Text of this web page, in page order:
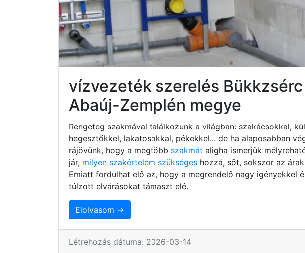
vízvezeték szerelés
Abaúj-Zemplén megye
Rengeteg szakmával találkozunk a világban: szakácsokkal,
hegesztőkkel, lakatosokkal, pékekkel... de ha alaposabban
rájövünk, hogy a megtöbb szakmát aligha ismerjük
jár, milyen szakértelem szükséges hozzá, sőt, sokszor az
Emiatt fordulhat elő az, hogy a megrendelő nagy igényekkel
túlzott elvárásokat támaszt elé.
Elolvasom →
Létrehozás dátuma: 2026-03-14